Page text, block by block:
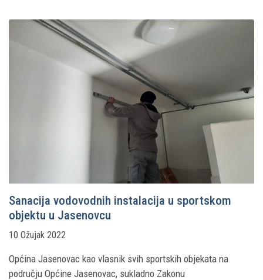
Sanacija vodovodnih instalacija u sportskom
objektu u Jasenovcu
10 Ožujak 2022
Općina Jasenovac kao vlasnik svih sportskih objekata na
području Općine Jasenovac, sukladno Zakonu